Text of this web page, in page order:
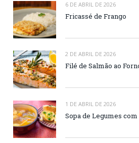
6 DE ABRIL DE 2026
Fricassé de Frango
2 DE ABRIL DE 2026
Filé de Salmão ao
1 DE ABRIL DE 2026
Sopa de Legumes